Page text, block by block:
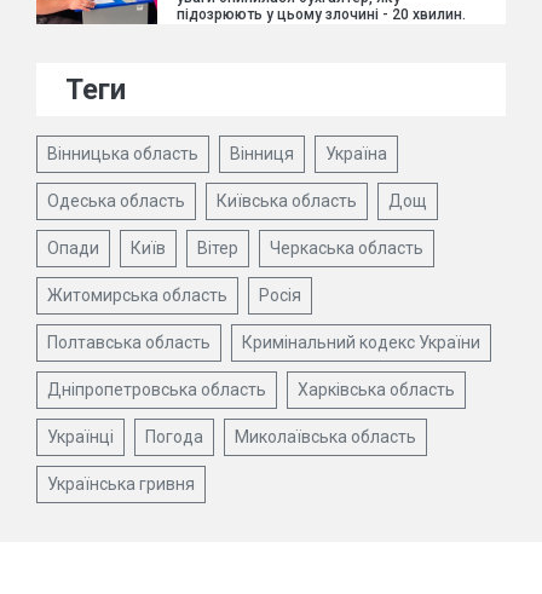
підозрюють у цьому злочині - 20 хвилин.
Теги
Вінницька область Вінниця Україна
Одеська область Київська область Дощ
Опади Київ Вітер Черкаська область
Житомирська область Росія
Полтавська область Кримінальний кодекс України
Дніпропетровська область Харківська область
Українці Погода Миколаївська область
Українська гривня